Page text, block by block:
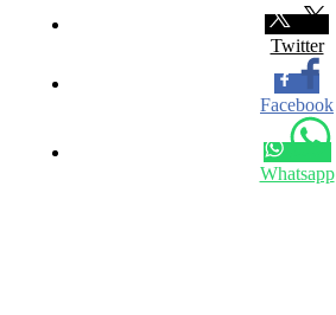
Twitter
Facebook
Whatsapp